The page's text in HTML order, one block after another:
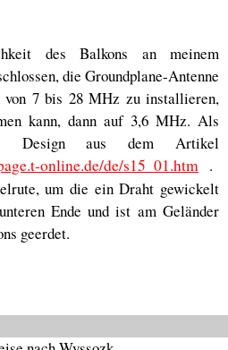
des Balkons an meinem
die Groundplane-Antenne
von 7 bis 28 MHz zu installieren,
kann, dann auf 3,6 MHz. Als
Design aus dem Artikel
online.de/de/s15_01.htm .
um die ein Draht gewickelt
Ende und ist am Geländer
geerdet.